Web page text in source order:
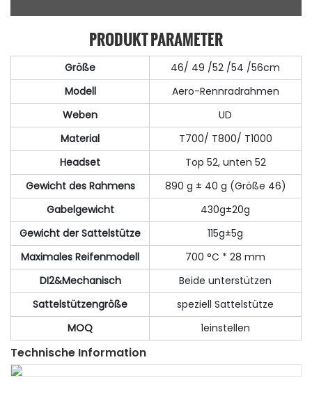
PRODUKT PARAMETER
Größe
46/ 49 /52 /54 /56cm
Modell
Aero-Rennradrahmen
Weben
UD
Material
T700/ T800/ T1000
Headset
Top 52, unten 52
Gewicht des Rahmens
890 g ± 40 g (Größe 46)
Gabelgewicht
430g±20g
Gewicht der Sattelstütze
115g±5g
Maximales Reifenmodell
700 °C * 28 mm
DI2&Mechanisch
Beide unterstützen
Sattelstützengröße
speziell Sattelstütze
MOQ
1einstellen
Technische Information